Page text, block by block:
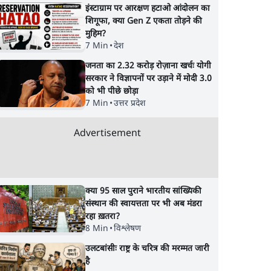
इंस्टाग्राम पर आरक्षण हटाओ आंदोलन का
शिगूफा, क्या Gen Z एकता तोड़ने की
मुहिम?
7 Min •देश
जनता का 2.32 करोड़ रोज़ाना खर्चः योगी
सरकार ने विज्ञापनों पर उड़ाने में मोदी 3.0
को भी पीछे छोड़ा
7 Min •उत्तर प्रदेश
Advertisement
क्या 95 साल पुराने भारतीय सांख्यिकी
संस्थान की स्वायत्तता पर भी अब मंडरा
रहा ख़तरा?
8 Min •विश्लेषण
उलटबांसीः राष्ट्र के चरित्र की मरम्मत जारी
है